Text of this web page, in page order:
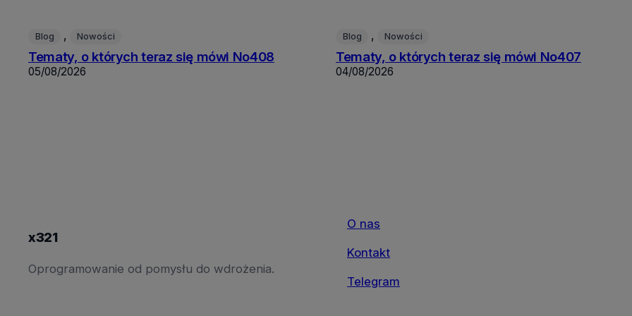
Blog , Nowości
Tematy, o których teraz się mówi No408
05/08/2026
Blog , Nowości
Tematy, o których teraz się mówi No407
04/08/2026
x321
Oprogramowanie od pomysłu do wdrożenia.
O nas
Kontakt
Telegram